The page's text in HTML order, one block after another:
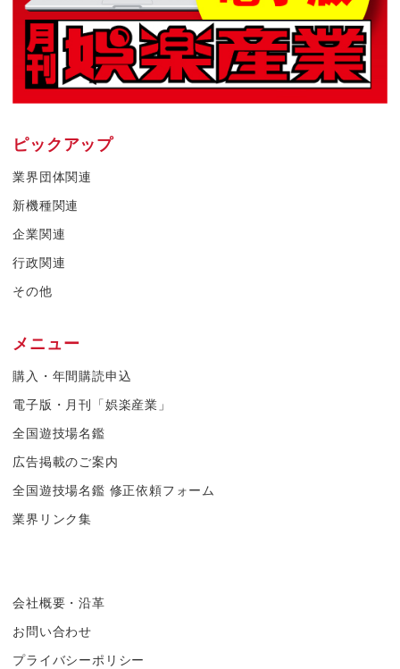
ピックアップ
業界団体関連
新機種関連
企業関連
行政関連
その他
メニュー
購入・年間購読申込
電子版・月刊「娯楽産業」
全国遊技場名鑑
広告掲載のご案内
全国遊技場名鑑 修正依頼フォーム
業界リンク集
会社概要・沿革
お問い合わせ
プライバシーポリシー